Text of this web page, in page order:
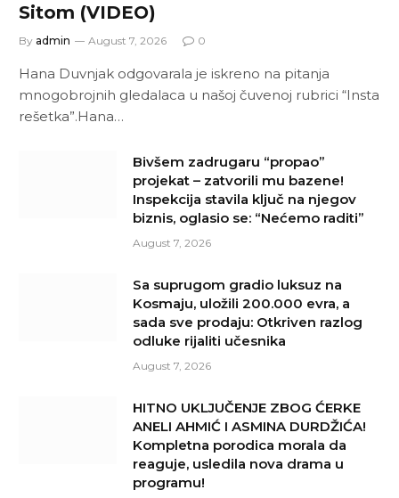
Sitom (VIDEO)
By admin August 7, 2026 0
Hana Duvnjak odgovarala je iskreno na pitanja
mnogobrojnih gledalaca u našoj čuvenoj rubrici “Insta
rešetka”.Hana…
Bivšem zadrugaru “propao”
projekat – zatvorili mu bazene!
Inspekcija stavila ključ na njegov
biznis, oglasio se: “Nećemo raditi”
August 7, 2026
Sa suprugom gradio luksuz na
Kosmaju, uložili 200.000 evra, a
sada sve prodaju: Otkriven razlog
odluke rijaliti učesnika
August 7, 2026
HITNO UKLJUČENJE ZBOG ĆERKE
ANELI AHMIĆ I ASMINA DURDŽIĆA!
Kompletna porodica morala da
reaguje, usledila nova drama u
programu!